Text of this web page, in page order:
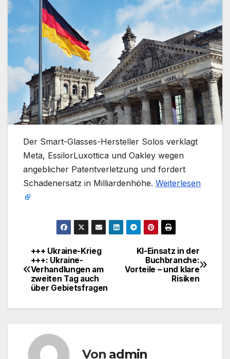
​Der Smart-Glasses-Hersteller Solos verklagt
Meta, EssilorLuxottica und Oakley wegen
angeblicher Patentverletzung und fordert
Schadenersatz in Milliardenhöhe. Weiterlesen
Beitragsnavigation
KI-Einsatz in der
Buchbranche:
Vorteile – und klare
Risiken
+++ Ukraine-Krieg
+++: Ukraine-
Verhandlungen am
zweiten Tag auch
über Gebietsfragen
Von admin